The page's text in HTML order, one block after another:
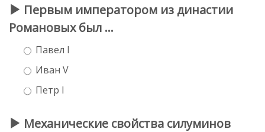
Первым императором из династии
Романовых был ...
Павел I
Иван V
Петр I
Механические свойства силуминов